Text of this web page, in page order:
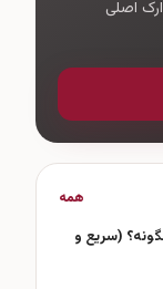
اصلی
همه
(سریع و